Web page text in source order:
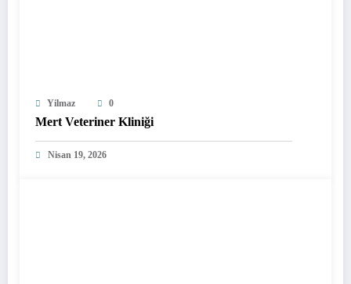
Yilmaz 0
Mert Veteriner Kliniği
Nisan 19, 2026